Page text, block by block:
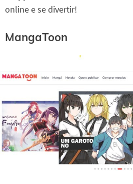
online e se divertir!
MangaToon